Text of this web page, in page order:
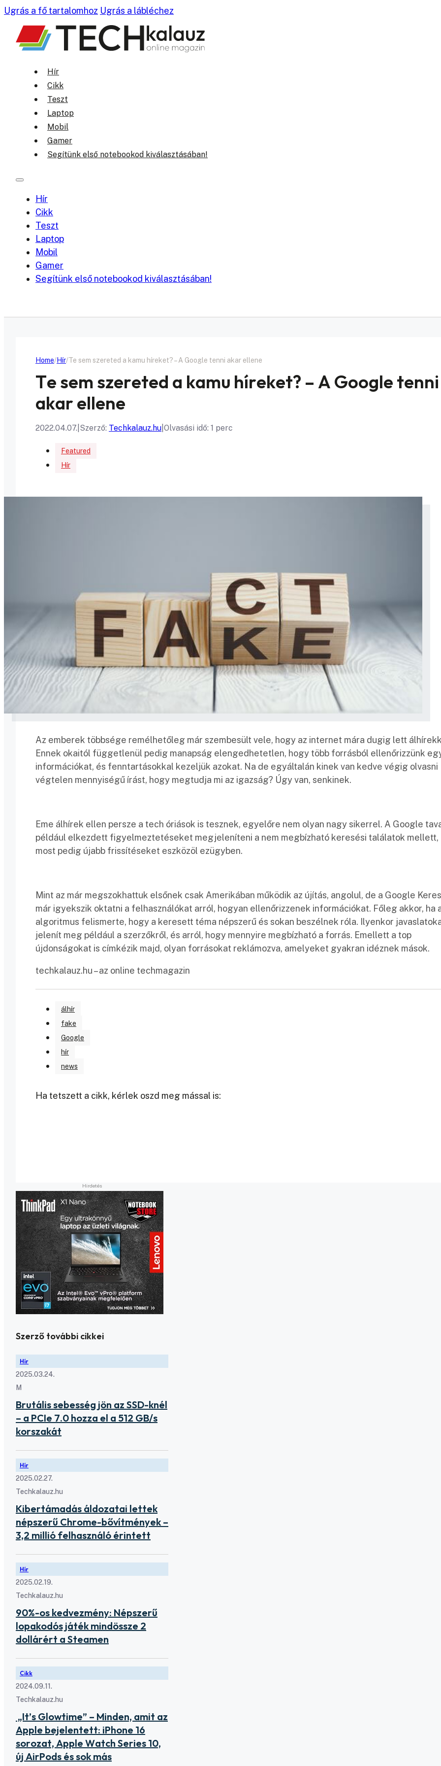
Ugrás a fő tartalomhoz Ugrás a lábléchez
Hír
Cikk
Teszt
Laptop
Mobil
Gamer
Segítünk első notebookod kiválasztásában!
Hír
Cikk
Teszt
Laptop
Mobil
Gamer
Segítünk első notebookod kiválasztásában!
Home Hír Te sem szereted a kamu híreket? – A Google tenni akar ellene
Te sem szereted a kamu híreket? – A Google tenni
akar ellene
2022.04.07. Szerző: Techkalauz.hu Olvasási idő: 1 perc
Featured
Hír
Az emberek többsége remélhetőleg már szembesült vele, hogy az internet mára dugig lett
Ennek okaitól függetlenül pedig manapság elengedhetetlen, hogy több forrásból ellenőrizzünk
információkat, és fenntartásokkal kezeljük azokat. Na de egyáltalán kinek van kedve végig olvasni
végtelen mennyiségű írást, hogy megtudja mi az igazság? Úgy van, senkinek.
Eme álhírek ellen persze a tech óriások is tesznek, egyelőre nem olyan nagy sikerrel. A Google
például elkezdett figyelmeztetéseket megjeleníteni a nem megbízható keresési találatok mellett,
most pedig újabb frissítéseket eszközöl ezügyben.
Mint az már megszokhattuk elsőnek csak Amerikában működik az újítás, angolul, de a Google
már igyekszik oktatni a felhasználókat arról, hogyan ellenőrizzenek információkat. Főleg akkor, ha
algoritmus felismerte, hogy a keresett téma népszerű és sokan beszélnek róla. Ilyenkor
jelenít meg például a szerzőkről, és arról, hogy mennyire megbízható a forrás. Emellett a top
újdonságokat is címkézik majd, olyan forrásokat reklámozva, amelyeket gyakran idéznek mások.
techkalauz.hu – az online techmagazin
álhír
fake
Google
hír
news
Ha tetszett a cikk, kérlek oszd meg mással is:
Szerző további cikkei
Hír
2025.03.24.
M
Brutális sebesség jön az SSD-knél
– a PCIe 7.0 hozza el a 512 GB/s
korszakát
Hír
2025.02.27.
Techkalauz.hu
Kibertámadás áldozatai lettek
népszerű Chrome-bővítmények –
3,2 millió felhasználó érintett
Hír
2025.02.19.
Techkalauz.hu
90%-os kedvezmény: Népszerű
lopakodós játék mindössze 2
dollárért a Steamen
Cikk
2024.09.11.
Techkalauz.hu
„It’s Glowtime” – Minden, amit az
Apple bejelentett: iPhone 16
sorozat, Apple Watch Series 10,
új AirPods és sok más